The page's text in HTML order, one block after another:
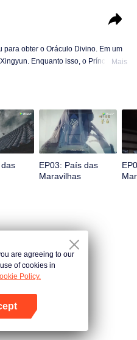
programa
obter o Oráculo Divino. Em um
Enquanto isso, o Príncipe Qi
na rivalidade entre o Lorde
Mais
EP03: País das
Maravilhas
are agreeing to our
of cookies in
Policy.